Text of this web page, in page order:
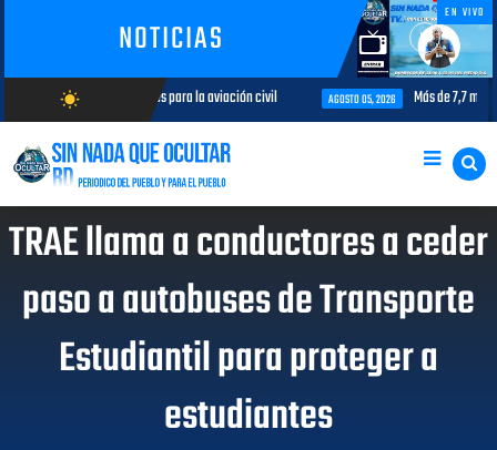
NOTICIAS
EN VIVO
wb_sunny
AGOSTO/6/2026
temas de interés para la aviación civil AGOSTO 05, 2026 Más de 7,7 millones de
TRAE llama a conductores a ceder
paso a autobuses de Transporte
Estudiantil para proteger a
estudiantes